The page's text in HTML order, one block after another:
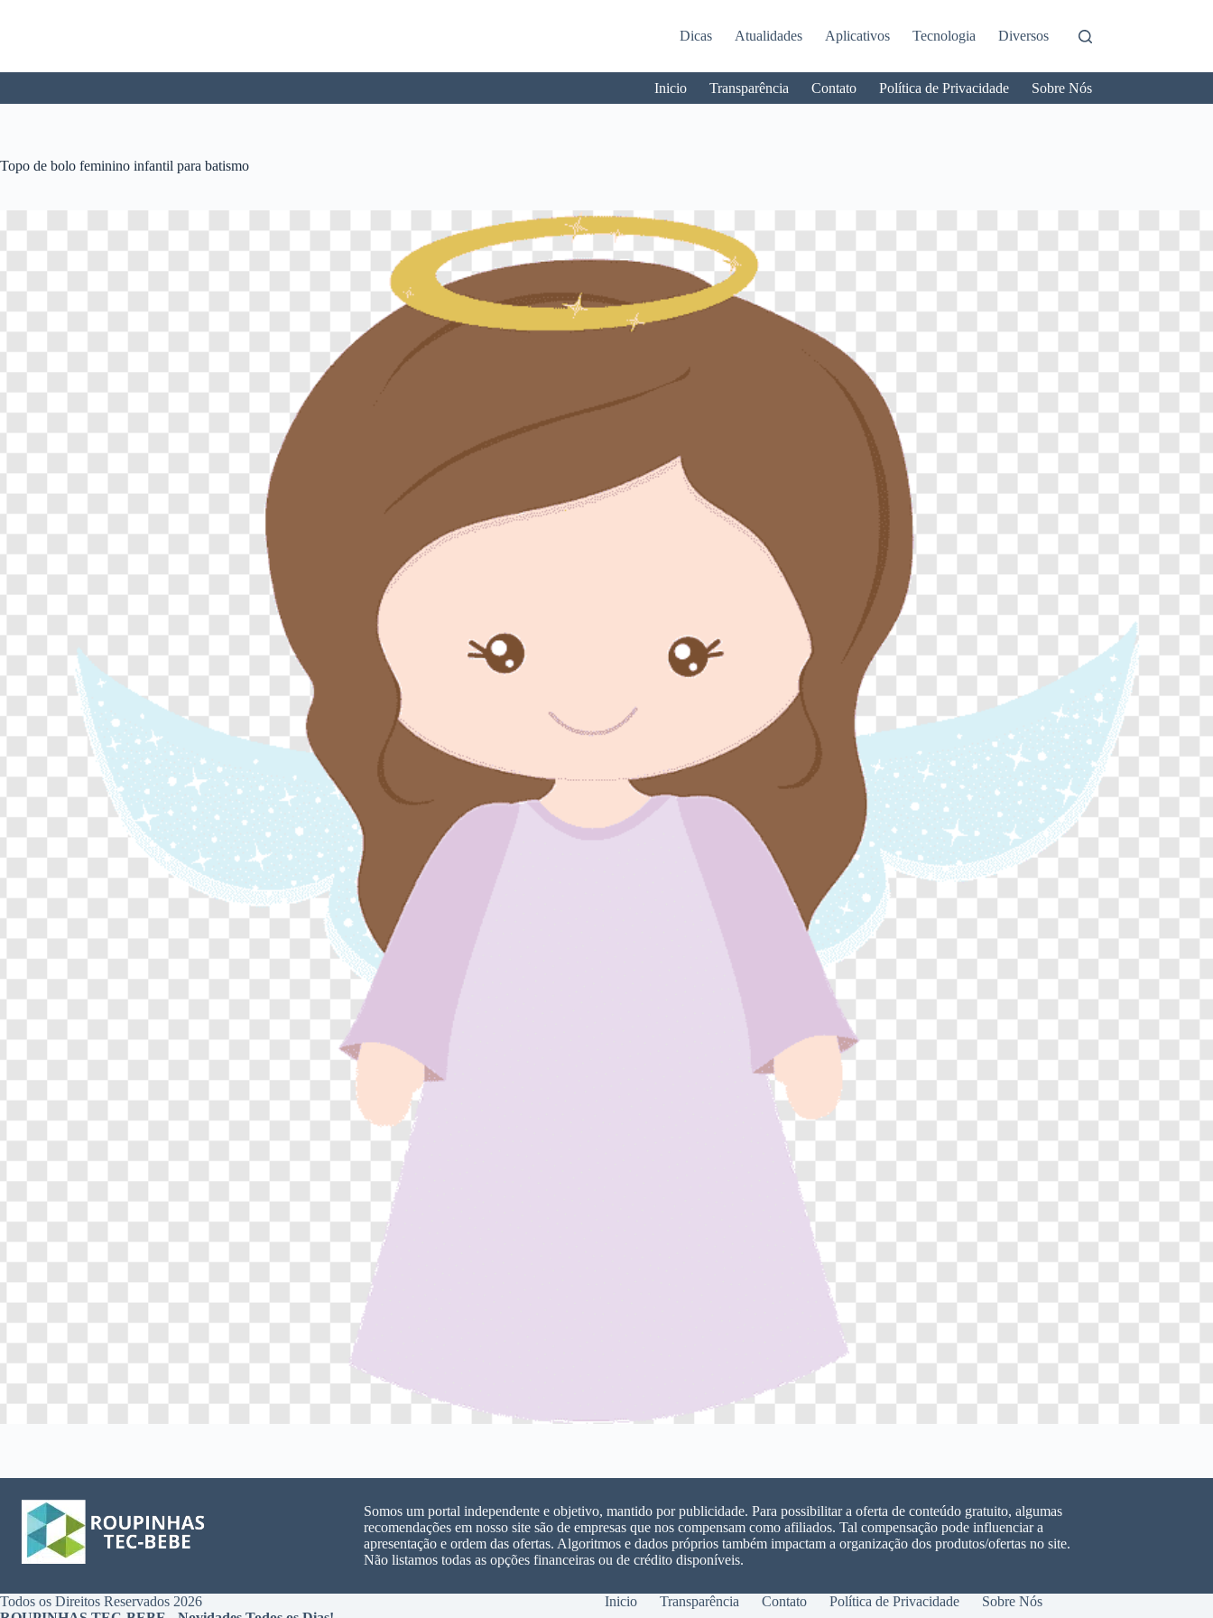
Dicas Atualidades Aplicativos Tecnologia Diversos
Inicio Transparência Contato Política de Privacidade Sobre Nós
Topo de bolo feminino infantil para batismo
Somos um portal independente e objetivo, mantido por publicidade. Para possibilitar a oferta de conteúdo gratuito, algumas
recomendações em nosso site são de empresas que nos compensam como afiliados. Tal compensação pode influenciar a
apresentação e ordem das ofertas. Algoritmos e dados próprios também impactam a organização dos produtos/ofertas no site.
Não listamos todas as opções financeiras ou de crédito disponíveis.
Todos os Direitos Reservados 2026
Inicio Transparência Contato Política de Privacidade Sobre Nós